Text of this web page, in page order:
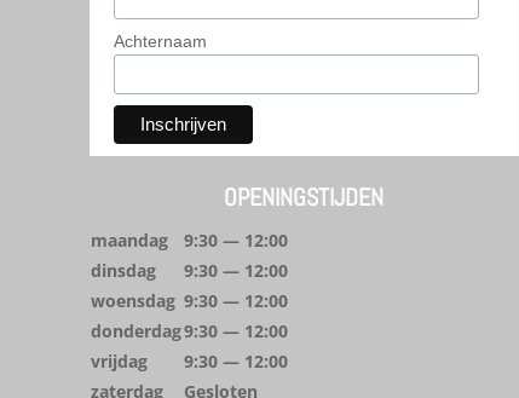
Achternaam
OPENINGSTIJDEN
maandag
9:30 — 12:00
dinsdag
9:30 — 12:00
woensdag 9:30 — 12:00
donderdag9:30 — 12:00
vrijdag
9:30 — 12:00
zaterdag
Gesloten